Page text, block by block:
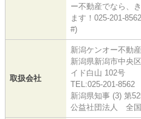
ー不動産でなら、
ます！025-201-
#)
取扱会社
新潟ケンオー不動
新潟県新潟市中央
イド白山 102号
TEL:025-201-8562
新潟県知事 (3) 第
公益社団法人 全国